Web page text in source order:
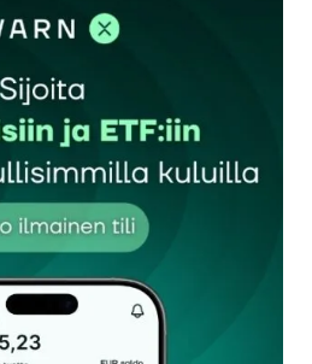
ei julkaista.Pakolliset